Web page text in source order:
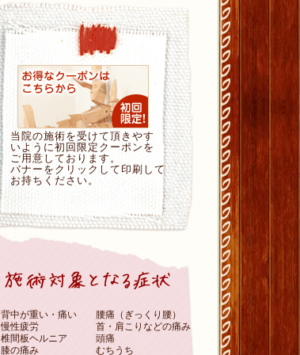
当院の施術を受けて頂きやす
いように初回限定クーポンを
ご用意しております。
バナーをクリックして印刷して
お持ちください。
背中が重い・痛い
腰痛（ぎっくり腰）
慢性疲労
首・肩こりなどの痛み
椎間板ヘルニア
頭痛
膝の痛み
むちうち